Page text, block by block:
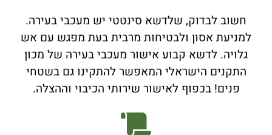
חשוב לבדוק, שלדשא סינטטי יש מעכבי בעירה.
למניעת אסון ולבטיחות מרבית בעת מפגש עם אש
גלויה. לדשא קבוע אישור מעכבי בעירה של מכון
התקנים הישראלי המאפשר להתקינו גם בשטחי
פנים! בכפוף לאישור שירותי הכיבוי וההצלה.